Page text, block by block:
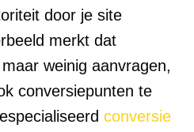
door je site
merkt dat
weinig aanvragen,
conversiepunten te
conversie